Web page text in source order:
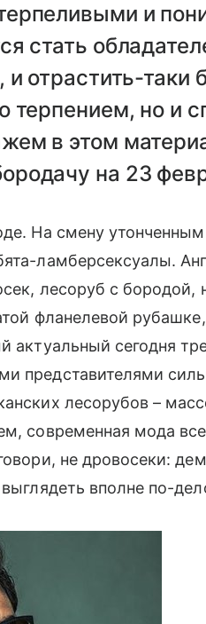
и
стать
и отрастить-таки
терпением, но и
в этом
на 23
На смену
ламберсексуалы.
лесоруб с бородой,
фланелевой
актуальный сегодня
представителями
лесорубов –
современная мода
не дровосеки:
вполне по-